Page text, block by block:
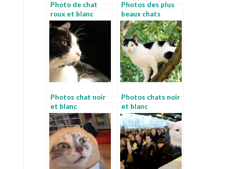
Photo de chat
roux et blanc
Photos des plus
beaux chats
Photos chat noir
et blanc
Photos chats noir
et blanc